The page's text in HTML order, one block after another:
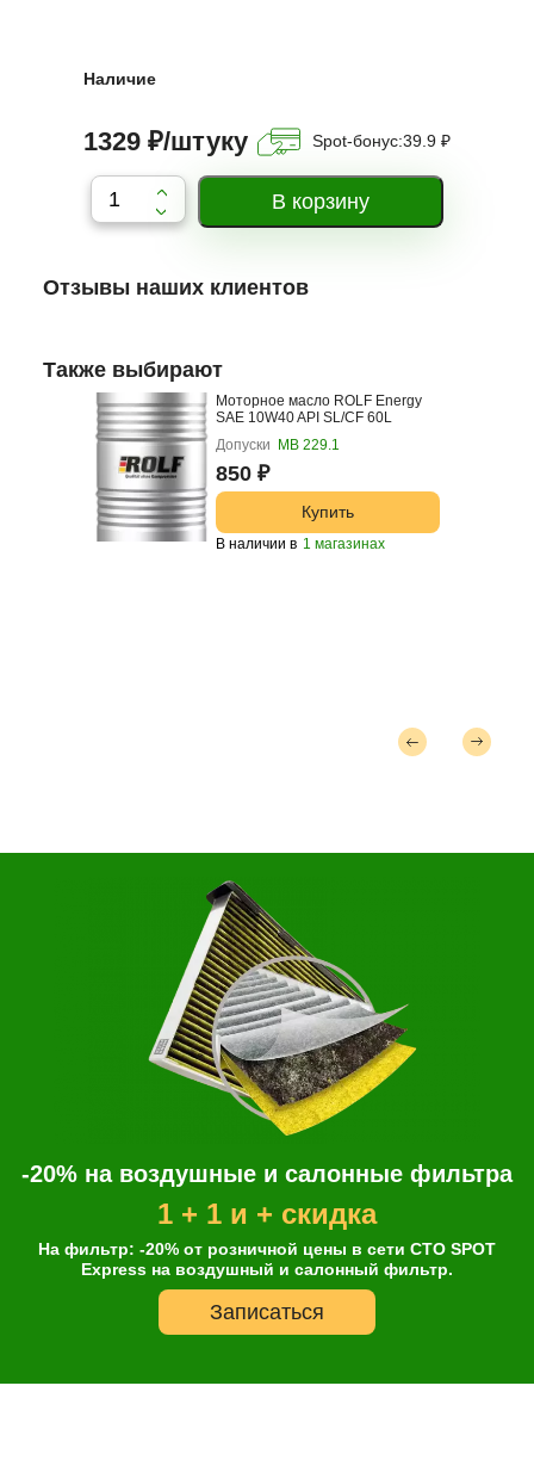
Наличие
1329 ₽/штуку Spot-бонус:39.9 ₽
Отзывы наших клиентов
Также выбирают
Моторное масло ROLF Energy
SAE 10W40 API SL/CF 60L
Допуски
МВ 229.1
850 ₽
Купить
В наличии в 1 магазинах
-20% на воздушные и салонные фильтра
1 + 1 и + скидка
На фильтр: -20% от розничной цены в сети СТО SPOT
Express на воздушный и салонный фильтр.
Записаться
Онлайн запись
Выберите одну или несколько услуг